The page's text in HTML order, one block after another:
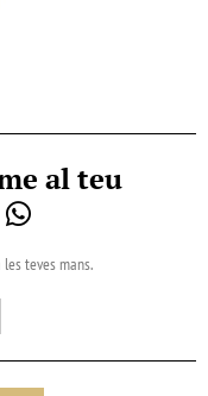
al teu
teves mans.